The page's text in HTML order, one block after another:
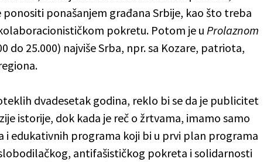
ponašanjem građana Srbije, kao što treba
pokretu. Potom je u Prolaznom
do 25.000) najviše Srba, npr. sa Kozare, patriota,
dvadesetak godina, reklo bi se da je publicitet
istorije, dok kada je reč o žrtvama, imamo samo
i edukativnih programa koji bi u prvi plan programa
antifašističkog pokreta i solidarnosti